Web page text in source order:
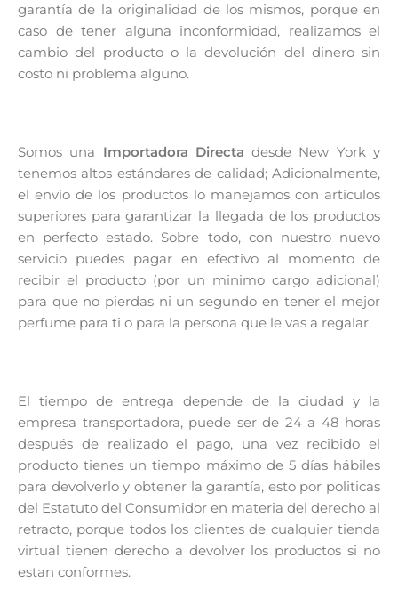
garantía de la originalidad de los mismos, porque en
caso de tener alguna inconformidad, realizamos el
cambio del producto o la devolución del dinero sin
costo ni problema alguno.
Somos una Importadora Directa desde New York y
tenemos altos estándares de calidad; Adicionalmente,
el envío de los productos lo manejamos con artículos
superiores para garantizar la llegada de los productos
en perfecto estado. Sobre todo, con nuestro nuevo
servicio puedes pagar en efectivo al momento de
recibir el producto (por un minimo cargo adicional)
para que no pierdas ni un segundo en tener el mejor
perfume para ti o para la persona que le vas a regalar.
El tiempo de entrega depende de la ciudad y la
empresa transportadora, puede ser de 24 a 48 horas
después de realizado el pago, una vez recibido el
producto tienes un tiempo máximo de 5 días hábiles
para devolverlo y obtener la garantía, esto por politicas
del Estatuto del Consumidor en materia del derecho al
retracto, porque todos los clientes de cualquier tienda
virtual tienen derecho a devolver los productos si no
estan conformes.